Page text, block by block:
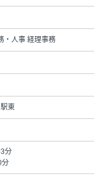
・人事 経理事務
東
分